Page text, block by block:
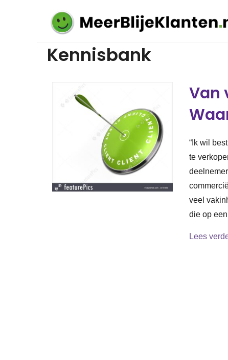
Kennisbank
Van
“Ik wil
te
veel
die op
Lees